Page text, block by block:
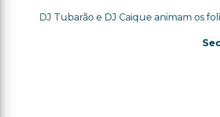
DJ Tubarão e DJ Caique animam os